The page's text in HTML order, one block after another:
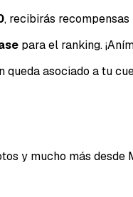
, recibirás
para el ranking.
asociado a tu
y mucho más desde